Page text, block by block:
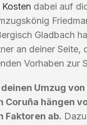
Kosten dabei auf
Gladbach
an deiner Seite,
Vorhaben zur
Umzug
Coruña hängen
Faktoren ab.